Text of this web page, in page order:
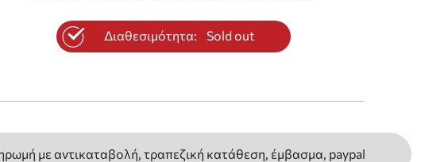
Διαθεσιμότητα: Sold out
με αντικαταβολή, τραπεζική κατάθεση, έμβασμα, paypal